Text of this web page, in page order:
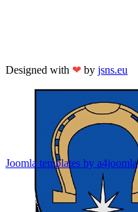
Designed with ❤ by jsns.eu
Joomla templates by a4joomla